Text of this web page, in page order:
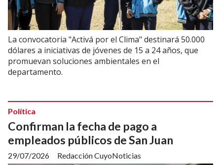
La convocatoria "Activá por el Clima" destinará 50.000
dólares a iniciativas de jóvenes de 15 a 24 años, que
promuevan soluciones ambientales en el
departamento.
Confirman la fecha de pago a
empleados públicos de San Juan
Redacción CuyoNoticias
Política
29/07/2026